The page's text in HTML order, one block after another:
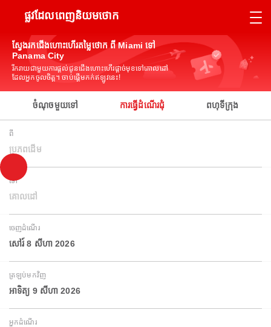
ផ្លូវដែលពេញនិយមថោក
ស្វែងរកជើងហោះហើរតម្លៃថោក ពី Miami ទៅ
Panama City
រីករាយជាមួយការផ្តល់ជូនជើងហោះហើរផ្តាច់មុខទៅគោលដៅ
ដែលអ្នកចូលចិត្ត។ ចាប់ផ្តើមកក់ឥឡូវនេះ!
ចំណុចមួយទៅ ការធ្វើដំណើរជុំ ពហុទីក្រុង
ពី
ប្រភពដើម
ទៅ
គោលដៅ
ចេញដំណើរ
សៅរ៍ 8 សីហា 2026
ត្រឡប់មកវិញ
អាទិត្យ 9 សីហា 2026
អ្នកដំណើរ